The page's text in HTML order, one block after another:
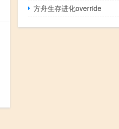
方舟生存进化override